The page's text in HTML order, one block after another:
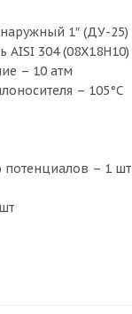
1″ (ДУ-25)
304 (08X18H10)
– 10 атм
– 105°С
потенциалов – 1 шт